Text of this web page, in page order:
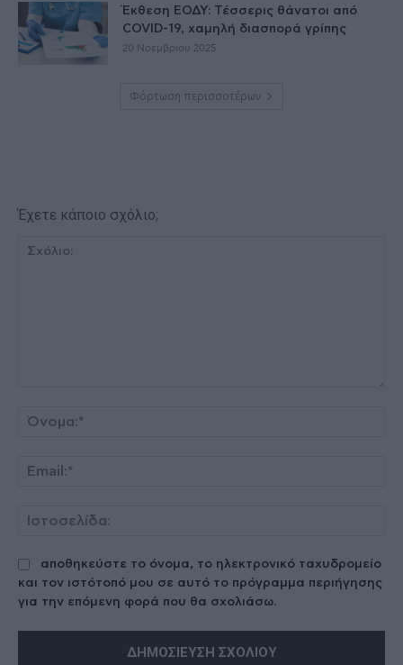
Έκθεση ΕΟΔΥ: Τέσσερις θάνατοι από
COVID-19, χαμηλή διασπορά γρίπης
20 Νοεμβρίου 2025
Φόρτωση περισσοτέρων
Έχετε κάποιο σχόλιο;
αποθηκεύστε το όνομα, το ηλεκτρονικό ταχυδρομείο
και τον ιστότοπό μου σε αυτό το πρόγραμμα περιήγησης
για την επόμενη φορά που θα σχολιάσω.